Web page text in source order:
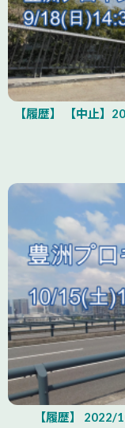
【履歴】 【中止】
【履歴】